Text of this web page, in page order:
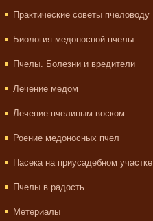
Практические советы пчеловоду
Биология медоносной пчелы
Пчелы. Болезни и вредители
Лечение медом
Лечение пчелиным воском
Роение медоносных пчел
Пасека на приусадебном участке
Пчелы в радость
Метериалы